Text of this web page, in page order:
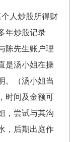
人炒股所得财
年炒股记录
陈先生账户理
是汤小姐在操
。（汤小姐当
时间及金额可
，尝试与其沟
，后期出庭作